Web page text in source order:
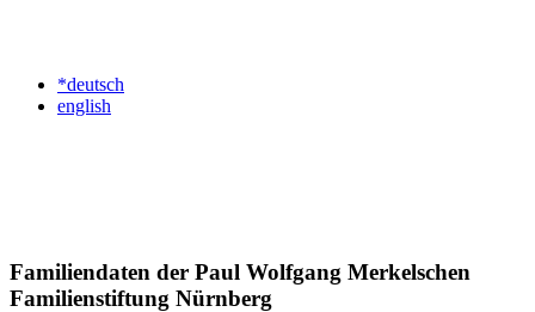
*deutsch
english
Familiendaten der Paul Wolfgang Merkelschen
Familienstiftung Nürnberg